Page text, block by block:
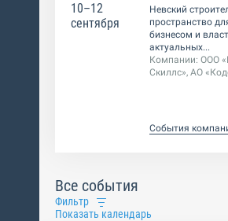
10–12
сентября
Невский
пространство
бизнесом и
актуальных...
Компании: ООО
Скиллс», АО
События
Все события
Фильтр
Показать календарь